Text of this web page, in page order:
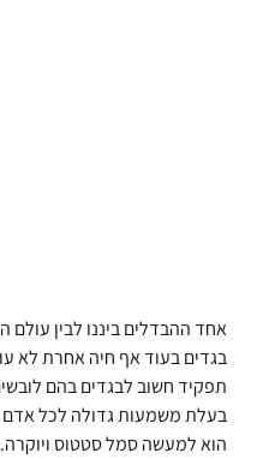
אחד ההבדלים ביננו לבין עולם
בגדים בעוד אף חיה אחרת לא
תפקיד חשוב לבגדים בהם
בעלת משמעות גדולה לכל אדם
הוא למעשה סמל סטטוס